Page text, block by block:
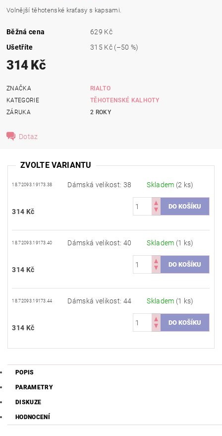
Volnější těhotenské kraťasy s kapsami.
Běžná cena
629 Kč
Ušetříte
315 Kč (–50 %)
314 Kč
ZNAČKA
RIALTO
KATEGORIE
TĚHOTENSKÉ KALHOTY
ZÁRUKA
2 ROKY
Dotaz
ZVOLTE VARIANTU
18.72093.19173.38 Dámská velikost: 38 Skladem (2 ks)
314 Kč
18.72093.19173.40 Dámská velikost: 40 Skladem (1 ks)
314 Kč
18.72093.19173.44 Dámská velikost: 44 Skladem (1 ks)
314 Kč
POPIS
PARAMETRY
DISKUZE
HODNOCENÍ